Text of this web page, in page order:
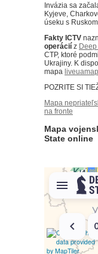
Invázia sa
Kyjeve,
úseku s
Fakty ICTV
operácií z Deep
CTP, ktoré
Ukrajiny. K
mapa
POZRITE SI
Mapa
na fronte
Mapa
State online